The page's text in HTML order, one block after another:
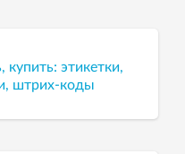
купить: этикетки,
штрих-коды